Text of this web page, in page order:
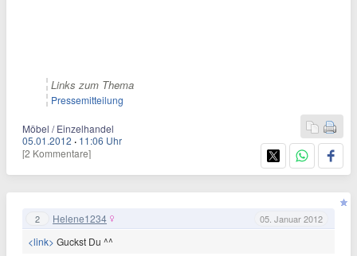
Links zum Thema
Pressemitteilung
Möbel / Einzelhandel
05.01.2012 · 11:06 Uhr
[2 Kommentare]
2 Helene1234 05. Januar 2012
<link> Guckst Du ^^